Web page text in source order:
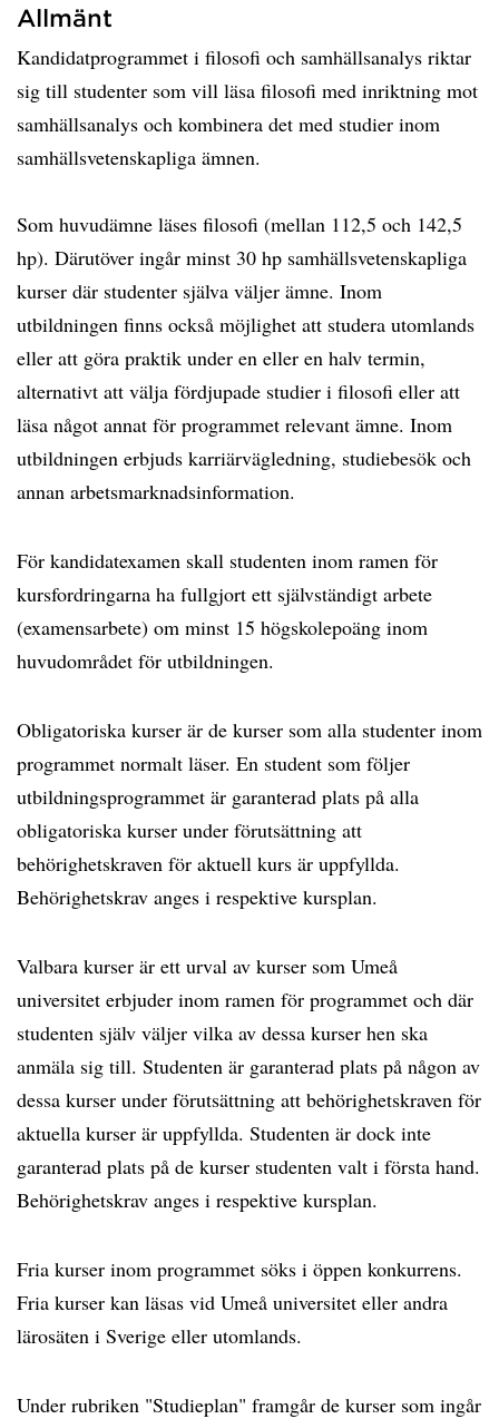
Allmänt
Kandidatprogrammet i filosofi och samhällsanalys riktar
sig till studenter som vill läsa filosofi med inriktning mot
samhällsanalys och kombinera det med studier inom
samhällsvetenskapliga ämnen.
Som huvudämne läses filosofi (mellan 112,5 och 142,5
hp). Därutöver ingår minst 30 hp samhällsvetenskapliga
kurser där studenter själva väljer ämne. Inom
utbildningen finns också möjlighet att studera utomlands
eller att göra praktik under en eller en halv termin,
alternativt att välja fördjupade studier i filosofi eller att
läsa något annat för programmet relevant ämne. Inom
utbildningen erbjuds karriärvägledning, studiebesök och
annan arbetsmarknadsinformation.
För kandidatexamen skall studenten inom ramen för
kursfordringarna ha fullgjort ett självständigt arbete
(examensarbete) om minst 15 högskolepoäng inom
huvudområdet för utbildningen.
Obligatoriska kurser är de kurser som alla studenter inom
programmet normalt läser. En student som följer
utbildningsprogrammet är garanterad plats på alla
obligatoriska kurser under förutsättning att
behörighetskraven för aktuell kurs är uppfyllda.
Behörighetskrav anges i respektive kursplan.
Valbara kurser är ett urval av kurser som Umeå
universitet erbjuder inom ramen för programmet och där
studenten själv väljer vilka av dessa kurser hen ska
anmäla sig till. Studenten är garanterad plats på någon av
dessa kurser under förutsättning att behörighetskraven för
aktuella kurser är uppfyllda. Studenten är dock inte
garanterad plats på de kurser studenten valt i första hand.
Behörighetskrav anges i respektive kursplan.
Fria kurser inom programmet söks i öppen konkurrens.
Fria kurser kan läsas vid Umeå universitet eller andra
lärosäten i Sverige eller utomlands.
Under rubriken "Studieplan" framgår de kurser som ingår